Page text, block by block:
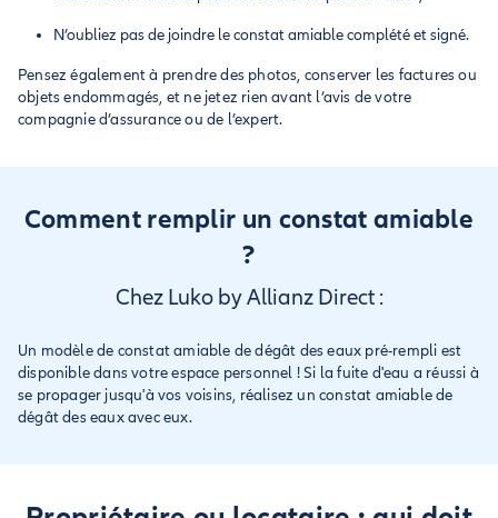
N’oubliez pas de joindre le constat amiable complété et signé.
Pensez également à prendre des photos, conserver les factures ou
objets endommagés, et ne jetez rien avant l’avis de votre
compagnie d’assurance ou de l’expert.
Comment remplir un constat amiable
?
Chez Luko by Allianz Direct :
Un modèle de constat amiable de dégât des eaux pré-rempli est
disponible dans votre espace personnel ! Si la fuite d'eau a réussi à
se propager jusqu'à vos voisins, réalisez un constat amiable de
dégât des eaux avec eux.